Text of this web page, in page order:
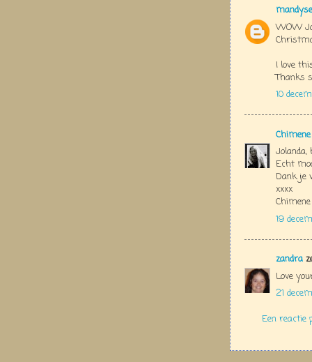
WOW
I love
Thanks
10
Chimene
Jolanda,
Echt
Dank je
xxxx
Chimene
19
zandra
Love
21
Een reactie